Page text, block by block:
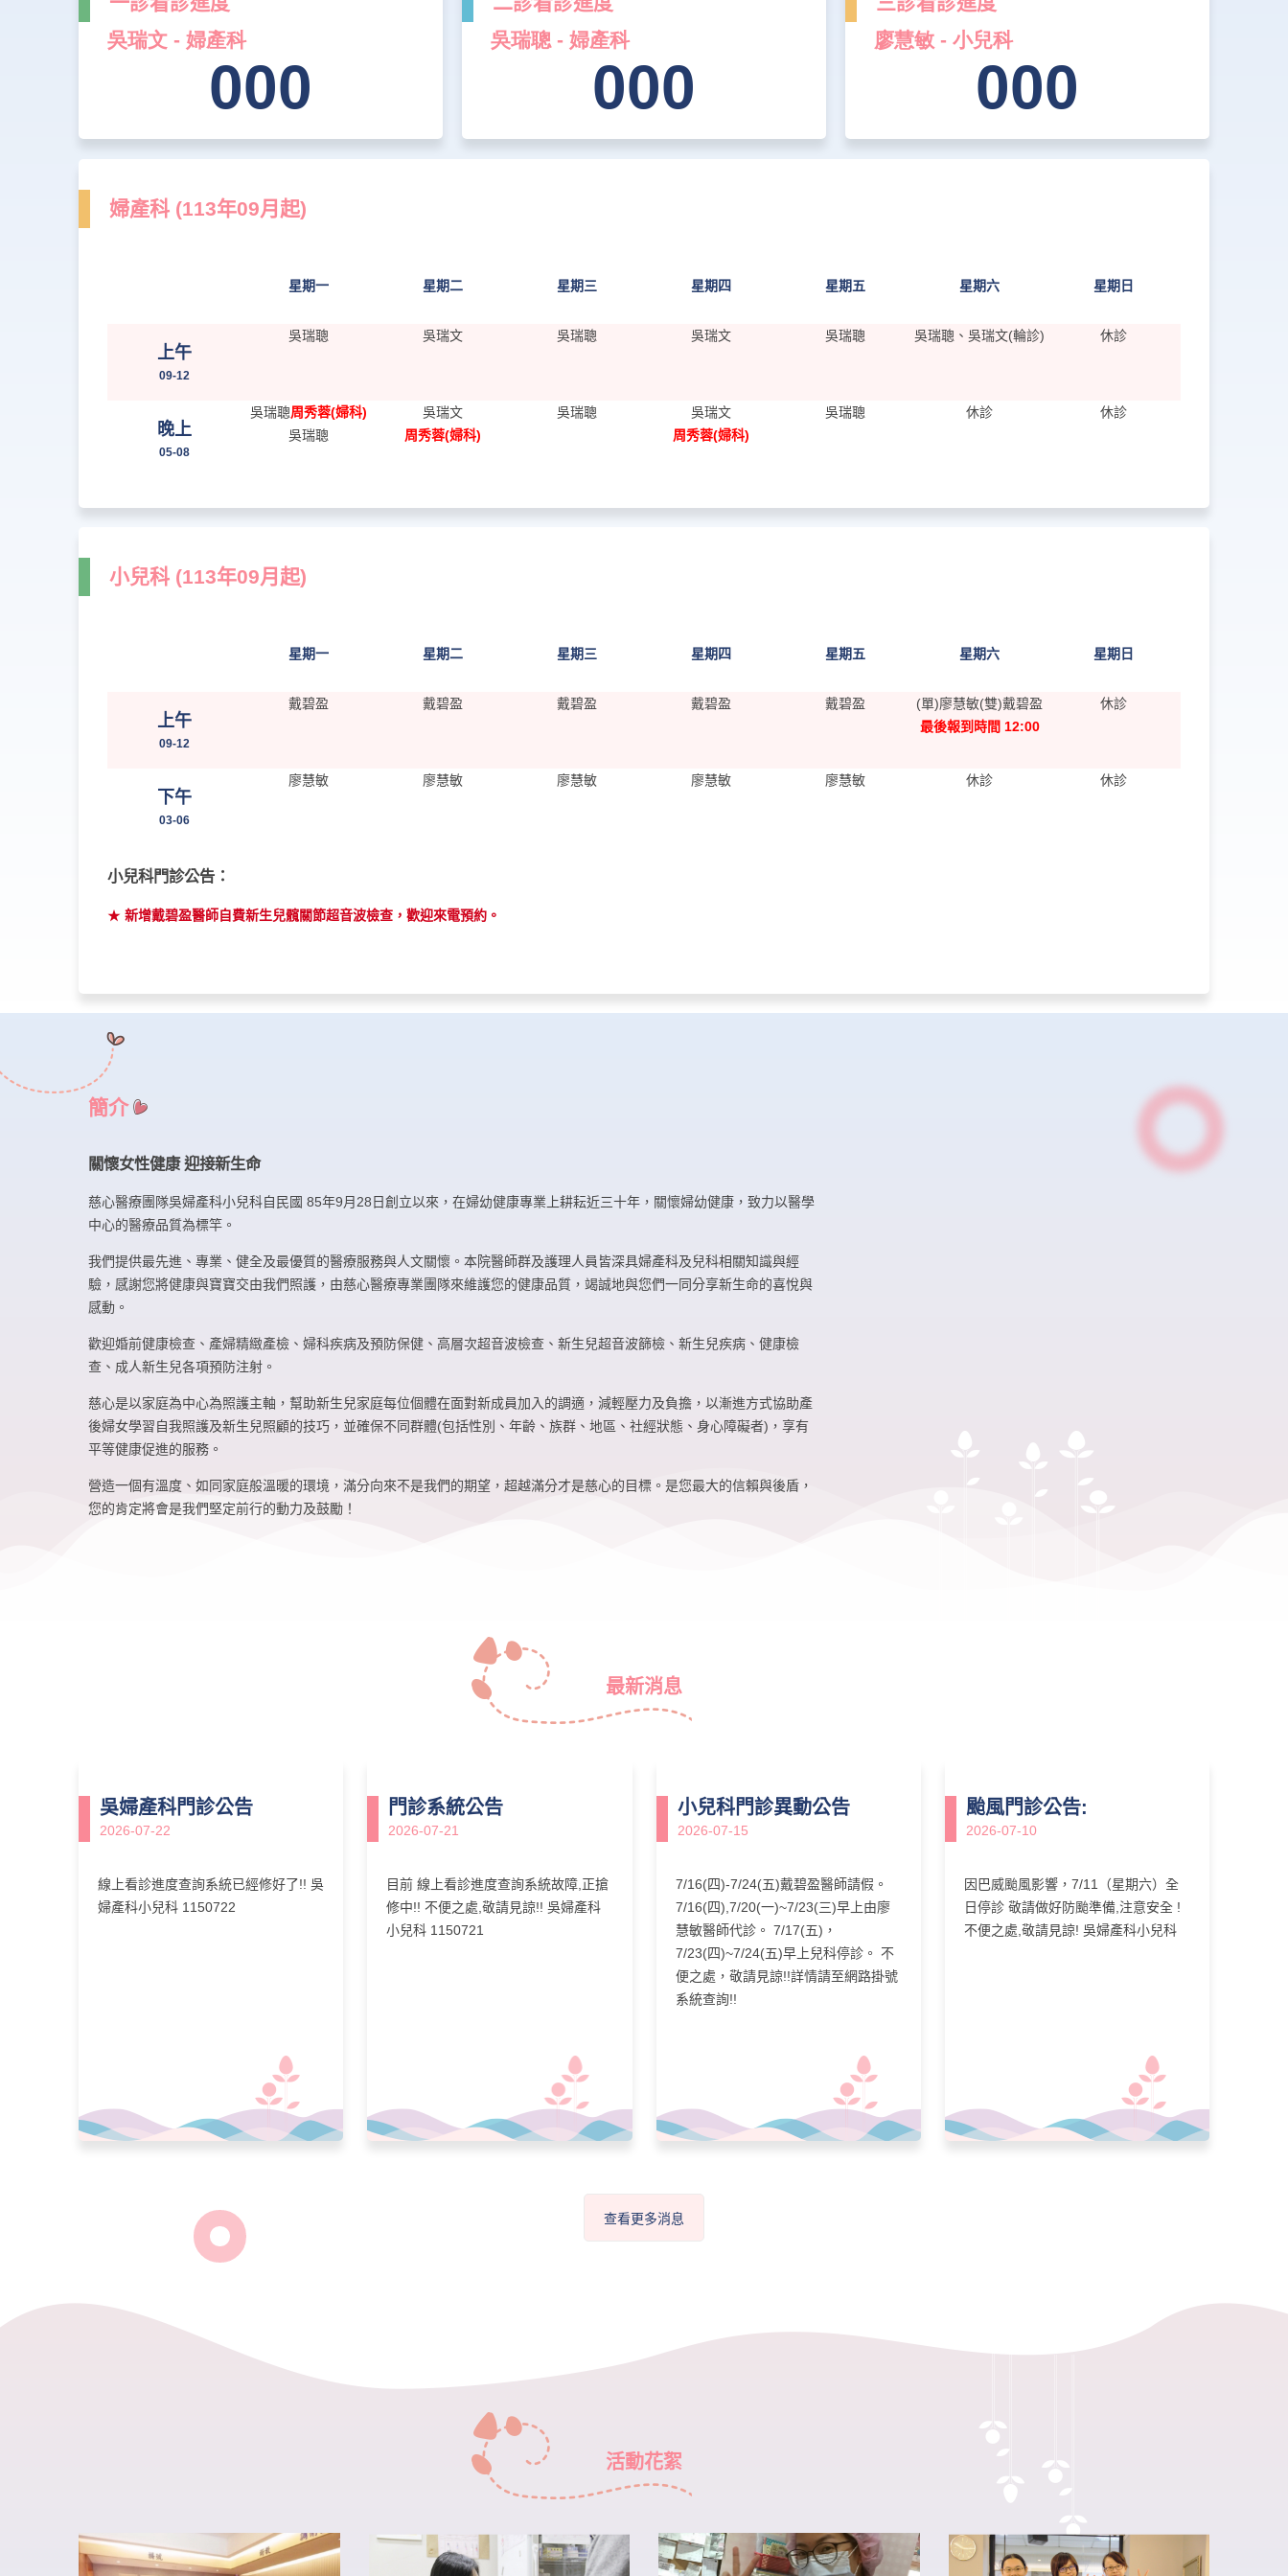
婦產科 (113年09月起)
上午
09-12
晚上
05-08
星期一
吳瑞聰
吳瑞聰周秀蓉(婦科)
吳瑞聰
星期二
吳瑞文
吳瑞文
周秀蓉(婦科)
星期三
吳瑞聰
吳瑞聰
星期四
吳瑞文
吳瑞文
周秀蓉(婦科)
星期五
吳瑞聰
吳瑞聰
星期六
吳瑞聰、吳瑞文(輪診)
休診
星期日
休診
休診
小兒科 (113年09月起)
上午
09-12
下午
03-06
星期一
戴碧盈
廖慧敏
星期二
戴碧盈
廖慧敏
星期三
戴碧盈
廖慧敏
星期四
戴碧盈
廖慧敏
星期五
戴碧盈
廖慧敏
星期六
(單)廖慧敏(雙)戴碧盈
最後報到時間 12:00
休診
星期日
休診
休診
小兒科門診公告：
新增戴碧盈醫師自費新生兒髖關節超音波檢查，歡迎來電預約。
簡介
關懷女性健康 迎接新生命
慈心醫療團隊吳婦產科小兒科自民國 85年9月28日創立以來，在婦幼健康專業上耕耘近三十年，關懷婦幼健康，致力以醫學
中心的醫療品質為標竿。
我們提供最先進、專業、健全及最優質的醫療服務與人文關懷。本院醫師群及護理人員皆深具婦產科及兒科相關知識與經
驗，感謝您將健康與寶寶交由我們照護，由慈心醫療專業團隊來維護您的健康品質，竭誠地與您們一同分享新生命的喜悅與
感動。
歡迎婚前健康檢查、產婦精緻產檢、婦科疾病及預防保健、高層次超音波檢查、新生兒超音波篩檢、新生兒疾病、健康檢
查、成人新生兒各項預防注射。
慈心是以家庭為中心為照護主軸，幫助新生兒家庭每位個體在面對新成員加入的調適，減輕壓力及負擔，以漸進方式協助產
後婦女學習自我照護及新生兒照顧的技巧，並確保不同群體(包括性別、年齡、族群、地區、社經狀態、身心障礙者)，享有
平等健康促進的服務。
營造一個有溫度、如同家庭般溫暖的環境，滿分向來不是我們的期望，超越滿分才是慈心的目標。是您最大的信賴與後盾，
您的肯定將會是我們堅定前行的動力及鼓勵！
最新消息
吳婦產科門診公告
2026-07-22
線上看診進度查詢系統已經修好了!! 吳
婦產科小兒科 1150722
門診系統公告
2026-07-21
目前 線上看診進度查詢系統故障,正搶
修中!! 不便之處,敬請見諒!! 吳婦產科
小兒科 1150721
小兒科門診異動公告
2026-07-15
7/16(四)-7/24(五)戴碧盈醫師請假。
7/16(四),7/20(一)~7/23(三)早上由廖
慧敏醫師代診。 7/17(五)，
7/23(四)~7/24(五)早上兒科停診。 不
便之處，敬請見諒!!詳情請至網路掛號
系統查詢!!
颱風門診公告:
2026-07-10
因巴威颱風影響，7/11（星期六）全
日停診 敬請做好防颱準備,注意安全 !
不便之處,敬請見諒! 吳婦產科小兒科
查看更多消息
活動花絮